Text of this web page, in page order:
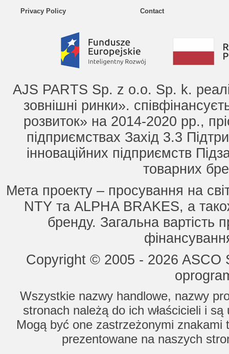
Privacy Policy Contact
AJS PARTS Sp. z o.o. Sp. k.
зовнішні ринки».
розвиток» на 2014-2020 рр.,
підприємствах Захід 3.3
інноваційних підприємств
товарних
Мета проекту – просування на
NTY та ALPHA BRAKES, а
бренду. Загальна вартість
Copyright © 2005 - 2026
Wszystkie nazwy handlowe, nazwy
stronach należą do ich właścicieli i
Mogą być one zastrzeżonymi znakami
prezentowane na naszych